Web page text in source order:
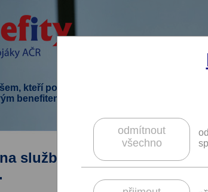
kteří podpořili tento projekt
benefitem.
odmítnout
všechno
služby advokátní